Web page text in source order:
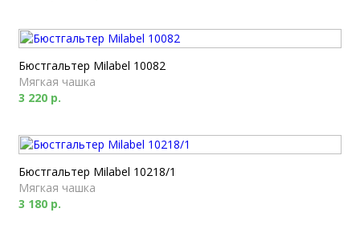
Бюстгальтер Milabel 10082
Мягкая чашка
3 220 р.
Бюстгальтер Milabel 10218/1
Мягкая чашка
3 180 р.